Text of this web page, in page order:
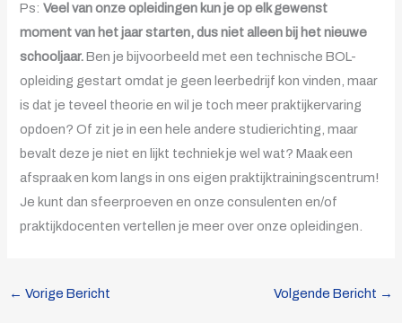
Ps:Veel van onze opleidingen kun je op elk gewenst
moment van het jaar starten, dus niet alleen bij het nieuwe
schooljaar.Ben je bijvoorbeeld met een technische BOL-
opleiding gestart omdat je geen leerbedrijf kon vinden, maar
is dat je teveel theorie en wil je toch meer praktijkervaring
opdoen? Of zit je in een hele andere studierichting, maar
bevalt deze je niet en lijkt techniek je wel wat? Maak een
afspraak en kom langs in ons eigen praktijktrainingscentrum!
Je kunt dan sfeerproeven en onze consulenten en/of
praktijkdocenten vertellen je meer over onze opleidingen.
← Vorige Bericht Volgende Bericht →